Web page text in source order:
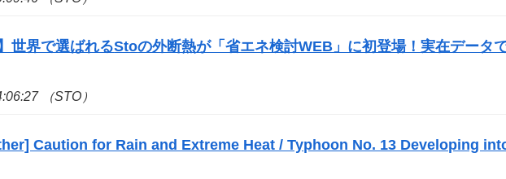
世界で選ばれるStoの外断熱が「省エネ検討WEB」に初登場！実在データ
（STO）
Caution for Rain and Extreme Heat / Typhoon No. 13 Developing